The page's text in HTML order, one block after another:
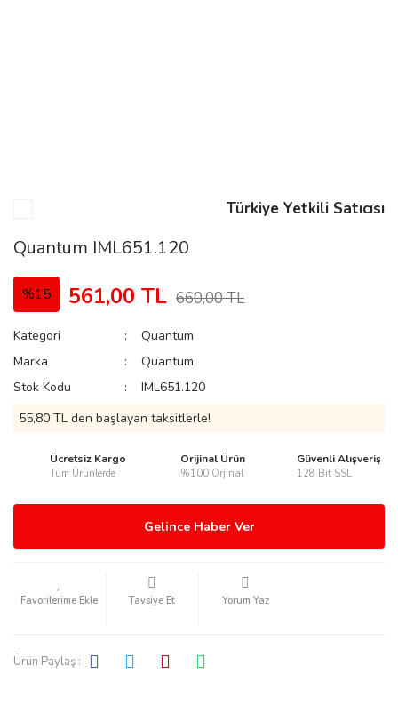
Türkiye Yetkili Satıcısı
Quantum IML651.120
%15 561,00 TL 660,00 TL
Kategori
Quantum
Marka
Quantum
Stok Kodu
IML651.120
55,80 TL den başlayan taksitlerle!
Ücretsiz Kargo
Tüm Ürünlerde
Orijinal Ürün
%100 Orjinal
Güvenli Alışveriş
128 Bit SSL
Gelince Haber Ver
Tavsiye Et Yorum Yaz
Ürün Paylaş :